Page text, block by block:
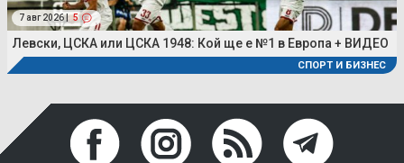
7 авг 2026 | 5
Левски, ЦСКА или ЦСКА 1948: Кой ще е №1 в Европа + ВИДЕО
СПОРТ И БИЗНЕС